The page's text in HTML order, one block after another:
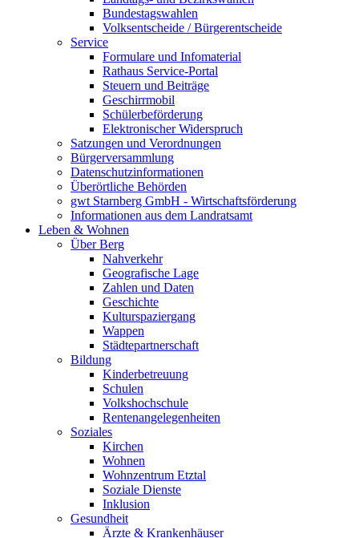
Bundestagswahlen
Volksentscheide / Bürgerentscheide
Service
Formulare und Infomaterial
Rathaus Service-Portal
Steuern und Beiträge
Geschirrmobil
Schülerbeförderung
Elektronischer Widerspruch
Satzungen und Verordnungen
Bürgerversammlung
Datenschutzinformationen
Überörtliche Behörden
gwt Starnberg GmbH - Wirtschaftsförderung
Informationen aus dem Landratsamt
Leben & Wohnen
Über Berg
Nahverkehr
Geografische Lage
Zahlen und Daten
Geschichte
Kulturspaziergang
Wappen
Städtepartnerschaft
Bildung
Kinderbetreuung
Schulen
Volkshochschule
Rentenangelegenheiten
Soziales
Kirchen
Wohnen
Wohnzentrum Etztal
Soziale Dienste
Inklusion
Gesundheit
Ärzte & Krankenhäuser